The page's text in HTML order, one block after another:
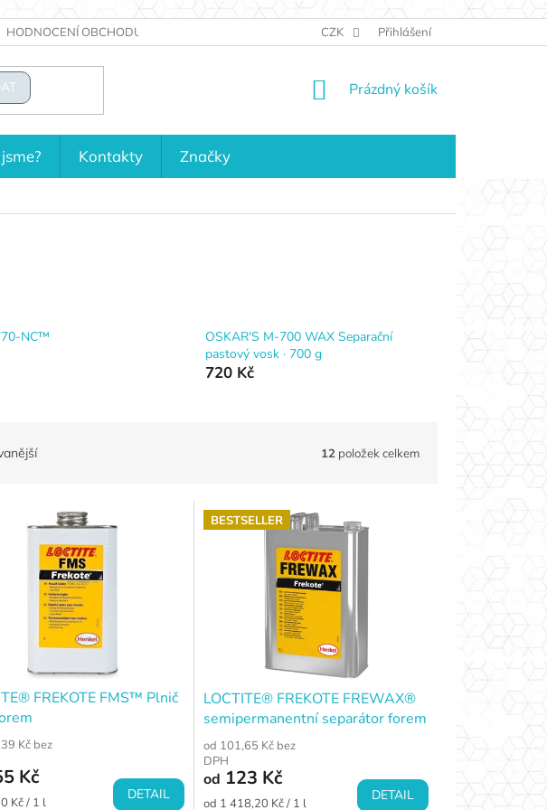
HODNOCENÍ OBCHODU KONTAKTY KDO JSME?
CZK Přihlášení
NÁKUPNÍ
Prázdný košík
Kontakty Značky
NC™
OSKAR'S M-700 WAX Separační
pastový vosk · 700 g
720 Kč
12 položek celkem
FREKOTE FMS™ Plnič
Kč bez
Kč
Kč / 1 l DETAIL
BESTSELLER
LOCTITE® FREKOTE FREWAX®
semipermanentní separátor forem
od 101,65 Kč bez
DPH
od 123 Kč
Měrná
od 1 418,20 Kč / 1 l DETAIL